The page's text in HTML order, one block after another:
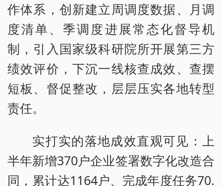
作体系，创新建立周调度数据、月调
度清单、季调度进展常态化督导机
制，引入国家级科研院所开展第三方
绩效评价，下沉一线核查成效、查摆
短板、督促整改，层层压实各地转型
责任。
实打实的落地成效直观可见：上
半年新增370户企业签署数字化改造合
同，累计达1164户、完成年度任务70.